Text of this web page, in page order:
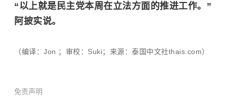
“以上就是民主党本周在立法方面的推进工作。”
阿披实说。
（编译：Jon ；审校：Suki；来源：泰国中文社thais.com）
免责声明